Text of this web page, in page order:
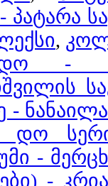
,
-
- ნანაილა
დო
-
-